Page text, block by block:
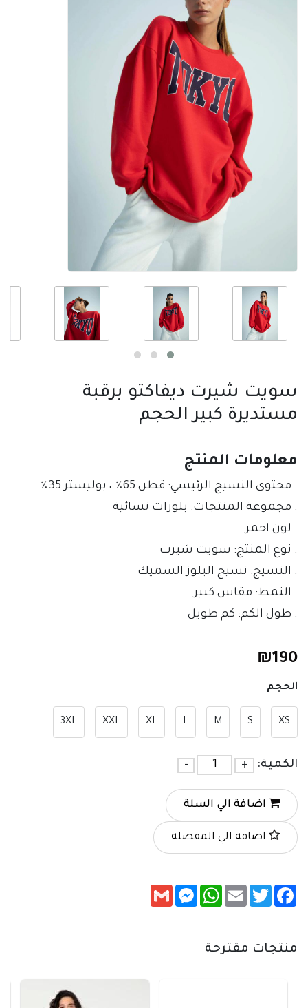
سويت شيرت ديفاكتو برقبة
مستديرة كبير الحجم
معلومات المنتج
. طول الكم: كم طويل
₪190
الحجم
XS
S
M
L
XL
XXL
3XL
الكمية: +
-
اضافة الي السلة
اضافة الي المفضلة
Facebook
Twitter
Email
WhatsApp
Messenger
Gmail
منتجات مقترحة